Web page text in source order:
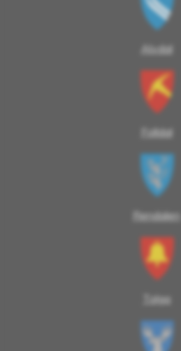
Alvdal
Folldal
Rendalen
Tolga